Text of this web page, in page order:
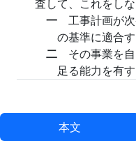
一 工事計画が
の基準に適合
二 その事業を
足る能力を有
索道事
道事業者」という
上の基準に従い、
本文